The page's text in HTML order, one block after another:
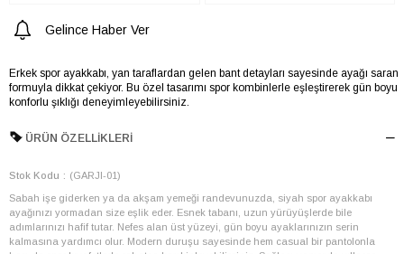
Gelince Haber Ver
Erkek spor ayakkabı, yan taraflardan gelen bant detayları sayesinde ayağı saran
formuyla dikkat çekiyor. Bu özel tasarımı spor kombinlerle eşleştirerek gün boyu
konforlu şıklığı deneyimleyebilirsiniz.
ÜRÜN ÖZELLIKLERI
Stok Kodu (GARJI-01)
Sabah işe giderken ya da akşam yemeği randevunuzda, siyah spor ayakkabı
ayağınızı yormadan size eşlik eder. Esnek tabanı, uzun yürüyüşlerde bile
adımlarınızı hafif tutar. Nefes alan üst yüzeyi, gün boyu ayaklarınızın serin
kalmasına yardımcı olur. Modern duruşu sayesinde hem casual bir pantolonla